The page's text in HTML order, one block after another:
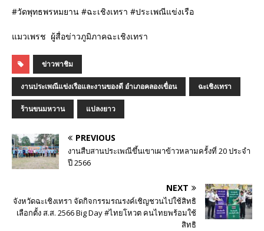
#วัดพุทธพรหมยาน #ฉะเชิงเทรา #ประเพณีแข่งเรือ
แมวเพรช ผู้สื่อข่าวภูมิภาคฉะเชิงเทรา
ข่าวพาชิม
งานประเพณีแข่งเรือและงานของดี อำเภอคลองเขื่อน ฉะเชิงเทรา
ร้านขนมหวาน แปลงยาว
PREVIOUS
งานสืบสานประเพณีขึ้นเขาเผาข้าวหลามครั้งที่ 20 ประจำ
ปี 2566
NEXT
จังหวัดฉะเชิงเทรา จัดกิจกรรมรณรงค์เชิญชวนไปใช้สิทธิ
เลือกตั้ง ส.ส. 2566 Big Day #ไทยโหวต คนไทยพร้อมใช้
สิทธิ